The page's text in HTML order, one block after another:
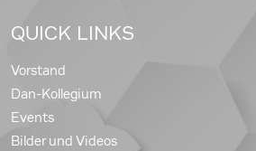
QUICK LINKS
Vorstand
Dan-Kollegium
Events
Bilder und Videos